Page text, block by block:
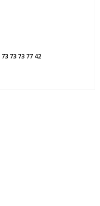
73 73 73 77 42